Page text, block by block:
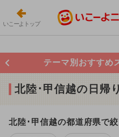
いこーよトップ
テーマ別おすすめ
北陸･甲信越の日帰
北陸･甲信越の都道府県で